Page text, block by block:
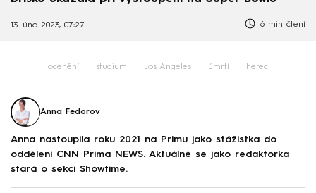
13. úno 2023, 07:27 6 min čtení
ocenění studium Los Angeles úmrtí herec
Anna Fedorov
Anna nastoupila roku 2021 na Primu jako stážistka do
oddělení CNN Prima NEWS. Aktuálně se jako redaktorka
stará o sekci Showtime.